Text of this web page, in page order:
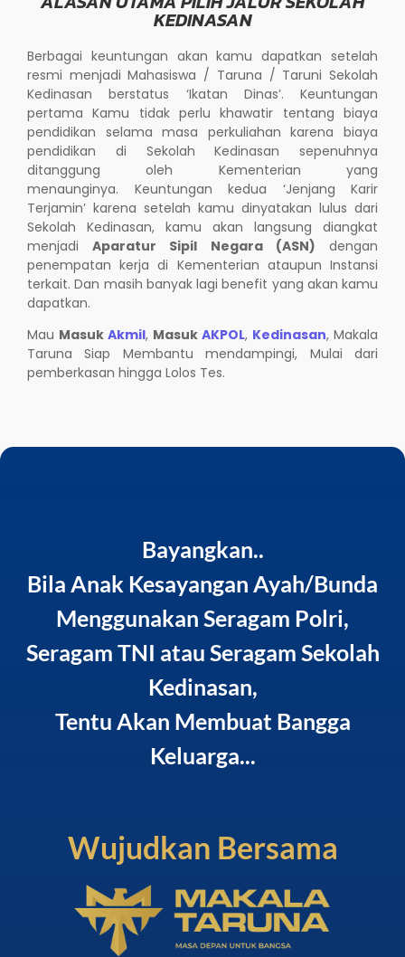
KEDINASAN
Berbagai keuntungan akan kamu dapatkan setelah
resmi menjadi Mahasiswa / Taruna / Taruni Sekolah
Kedinasan berstatus ‘Ikatan Dinas’. Keuntungan
pertama Kamu tidak perlu khawatir tentang biaya
pendidikan selama masa perkuliahan karena biaya
pendidikan di Sekolah Kedinasan sepenuhnya
ditanggung oleh Kementerian yang
menaunginya. Keuntungan kedua ‘Jenjang Karir
Terjamin’ karena setelah kamu dinyatakan lulus dari
Sekolah Kedinasan, kamu akan langsung diangkat
menjadiAparatur Sipil Negara (ASN) dengan
penempatan kerja di Kementerian ataupun Instansi
terkait. Dan masih banyak lagi benefit yang akan kamu
dapatkan.
Mau Masuk Akmil, Masuk AKPOL, Kedinasan, Makala
Taruna Siap Membantu mendampingi, Mulai dari
pemberkasan hingga Lolos Tes.
Bayangkan..
Bila Anak Kesayangan Ayah/Bunda
Menggunakan Seragam Polri,
Seragam TNI atau Seragam Sekolah
Kedinasan,
Tentu Akan Membuat Bangga
Keluarga...
Wujudkan Bersama